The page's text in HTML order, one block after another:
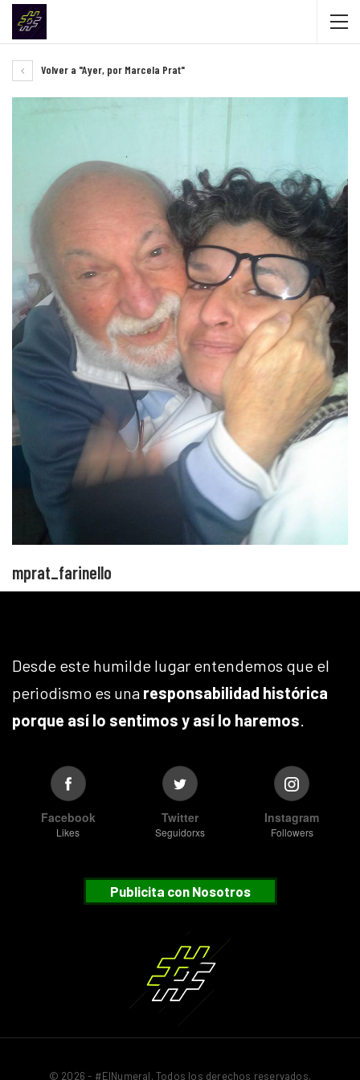
Volver a "Ayer, por Marcela Prat"
mprat_farinello
Desde este humilde lugar entendemos que el
periodismo es una responsabilidad histórica
porque así lo sentimos y así lo haremos.
Facebook
Likes
Twitter
Seguidorxs
Instagram
Followers
Publicita con Nosotros
© 2026 - #ElNumeral. Todos los derechos reservados.